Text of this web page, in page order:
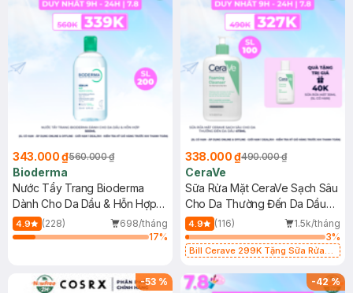
343.000 ₫560.000 ₫
Bioderma
Nước Tẩy Trang Bioderma
Dành Cho Da Dầu & Hỗn Hợp
500ml
4.9 (228)
698/tháng
17%
338.000 ₫490.000 ₫
CeraVe
Sữa Rửa Mặt CeraVe Sạch Sâu
Cho Da Thường Đến Da Dầu
473ml
4.9 (116)
1.5k/tháng
3%
Bill Cerave 299K Tặng Sữa Rửa
-53 % -42%